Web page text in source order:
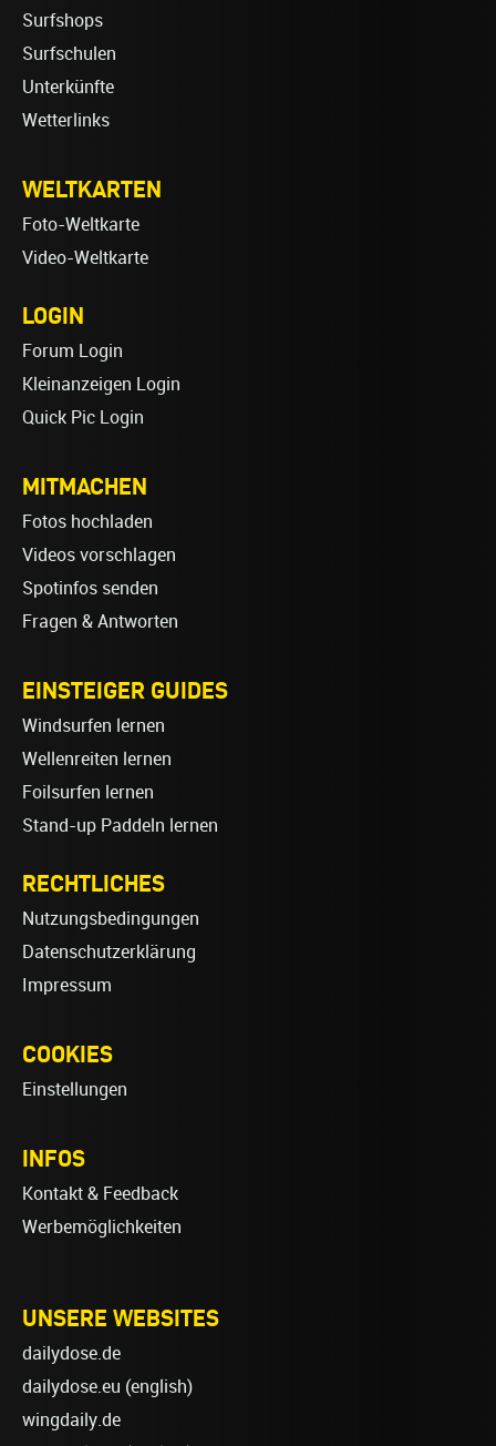
Surfshops
Surfschulen
Unterkünfte
Wetterlinks
WELTKARTEN
Foto-Weltkarte
Video-Weltkarte
LOGIN
Forum Login
Kleinanzeigen Login
Quick Pic Login
MITMACHEN
Fotos hochladen
Videos vorschlagen
Spotinfos senden
Fragen & Antworten
EINSTEIGER GUIDES
Windsurfen lernen
Wellenreiten lernen
Foilsurfen lernen
Stand-up Paddeln lernen
RECHTLICHES
Nutzungsbedingungen
Datenschutzerklärung
Impressum
COOKIES
Einstellungen
INFOS
Kontakt & Feedback
Werbemöglichkeiten
UNSERE WEBSITES
dailydose.de
dailydose.eu (english)
wingdaily.de